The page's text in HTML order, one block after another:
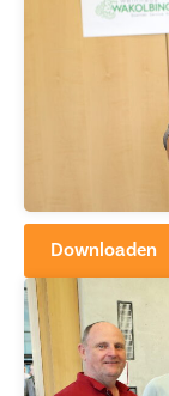
Downloaden